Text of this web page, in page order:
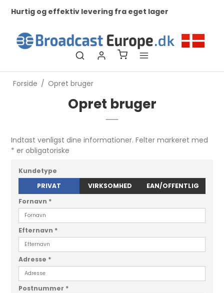
Hurtig og effektiv levering fra eget lager
Forside / Opret bruger
Opret bruger
Indtast venligst dine informationer. Felter markeret med
* er obligatoriske
Kundetype
PRIVAT
VIRKSOMHED
EAN/OFFENTLIG
Fornavn *
Efternavn *
Adresse *
Postnummer *